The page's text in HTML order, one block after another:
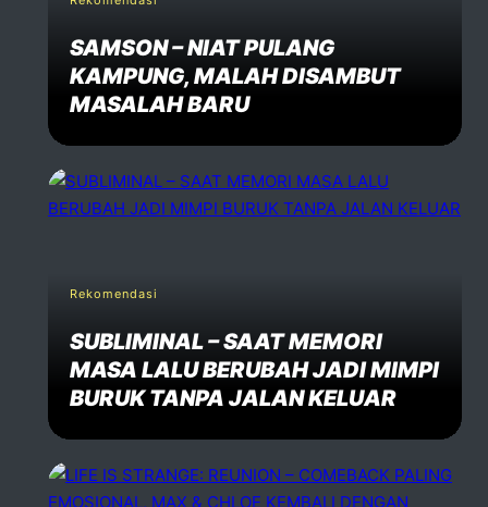
SAMSON – NIAT PULANG
KAMPUNG, MALAH DISAMBUT
MASALAH BARU
Rekomendasi
SUBLIMINAL – SAAT MEMORI
MASA LALU BERUBAH JADI MIMPI
BURUK TANPA JALAN KELUAR